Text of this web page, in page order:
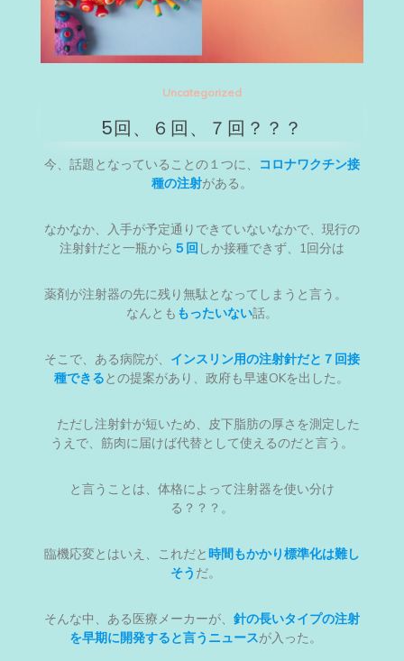
Uncategorized
5回、６回、７回？？？
今、話題となっていることの１つに、
コロナワクチン接
種の注射がある。
なかなか、入手が予定通りできていないなかで、現行の
注射針だと一瓶から ５回 しか接種できず、1回分は
薬剤が注射器の先に残り無駄となってしまうと言う。
なんとも もったいない話。
そこで、ある病院が、 インスリン用の注射針だと７回接
種できるとの提案があり、政府も早速OKを出した。
ただし注射針が短いため、皮下脂肪の厚さを測定した
うえで、筋肉に届けば代替として使えるのだと言う。
と言うことは、体格によって注射器を使い分け
る？？？。
臨機応変とはいえ、これだと時間もかかり標準化は難し
そう だ。
そんな中、ある医療メーカーが、 針の長いタイプの注射
を早期に開発すると言うニュースが入った。